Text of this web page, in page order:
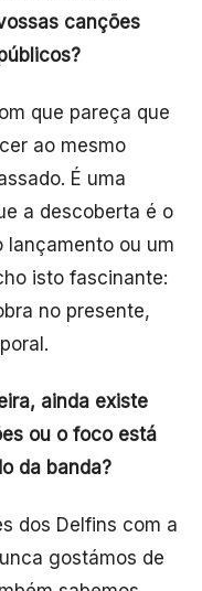
canções
que pareça que
ao mesmo
É uma
a descoberta é o
lançamento ou um
isto fascinante:
no presente,
ainda existe
ou o foco está
da banda?
dos Delfins com a
gostámos de